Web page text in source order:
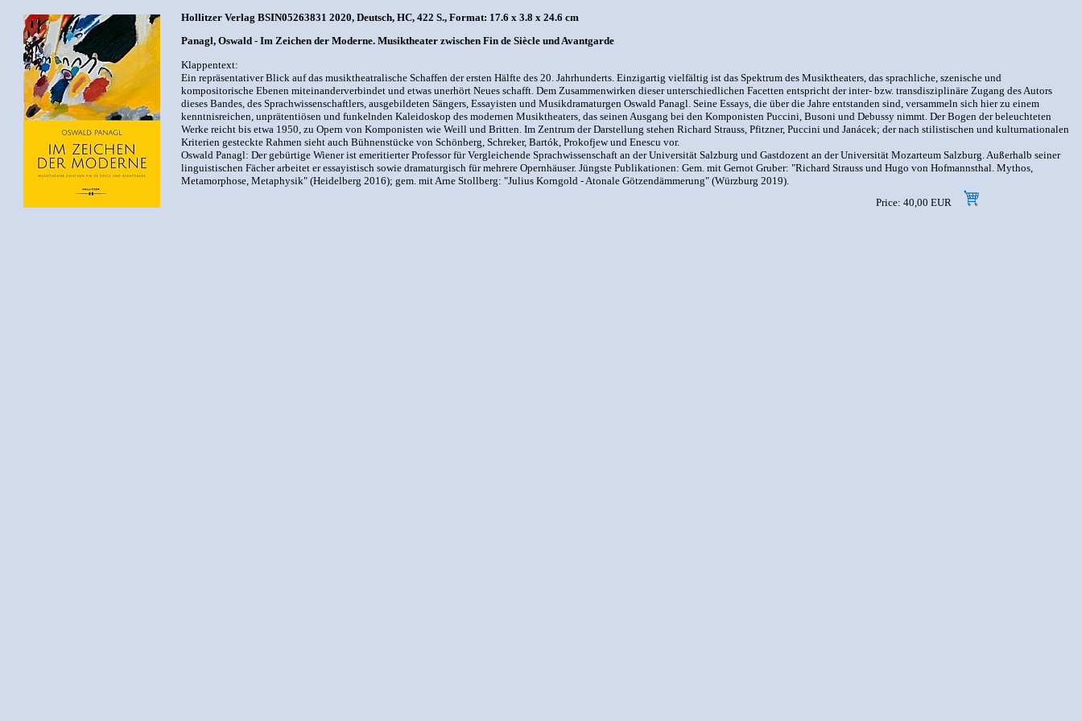
Hollitzer Verlag BSIN05263831 2020, Deutsch, HC, 422 S., Format: 17.6 x 3.8 x 24.6 cm
Panagl, Oswald - Im Zeichen der Moderne. Musiktheater zwischen Fin de Siècle und Avantgarde
Klappentext:
Ein repräsentativer Blick auf das musiktheatralische Schaffen der ersten Hälfte des 20. Jahrhunderts. Einzigartig vielfältig ist das Spektrum des Musiktheaters, das sprachliche, szenische und
kompositorische Ebenen miteinanderverbindet und etwas unerhört Neues schafft. Dem Zusammenwirken dieser unterschiedlichen Facetten entspricht der inter- bzw. transdisziplinäre Zugang des Autors
dieses Bandes, des Sprachwissenschaftlers, ausgebildeten Sängers, Essayisten und Musikdramaturgen Oswald Panagl. Seine Essays, die über die Jahre entstanden sind, versammeln sich hier zu einem
kenntnisreichen, unprätentiösen und funkelnden Kaleidoskop des modernen Musiktheaters, das seinen Ausgang bei den Komponisten Puccini, Busoni und Debussy nimmt. Der Bogen der beleuchteten
Werke reicht bis etwa 1950, zu Opern von Komponisten wie Weill und Britten. Im Zentrum der Darstellung stehen Richard Strauss, Pfitzner, Puccini und Janácek; der nach stilistischen und kulturnationalen
Kriterien gesteckte Rahmen sieht auch Bühnenstücke von Schönberg, Schreker, Bartók, Prokofjew und Enescu vor.
Oswald Panagl: Der gebürtige Wiener ist emeritierter Professor für Vergleichende Sprachwissenschaft an der Universität Salzburg und Gastdozent an der Universität Mozarteum Salzburg. Außerhalb seiner
linguistischen Fächer arbeitet er essayistisch sowie dramaturgisch für mehrere Opernhäuser. Jüngste Publikationen: Gem. mit Gernot Gruber: "Richard Strauss und Hugo von Hofmannsthal. Mythos,
Metamorphose, Metaphysik" (Heidelberg 2016); gem. mit Arne Stollberg: "Julius Korngold - Atonale Götzendämmerung" (Würzburg 2019).
Price: 40,00 EUR